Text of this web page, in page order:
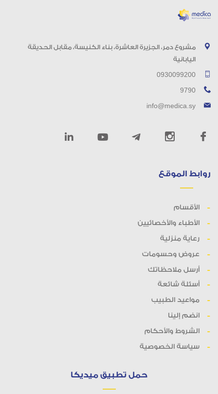
مشروع دمر، الجزيرة العاشرة، بناء الكنيسة، مقابل الحديقة
اليابانية
0930099200
9790
info@medica.sy
روابط الموقع
الأقسام
الأطباء والأخصائيين
رعاية منزلية
عروض وحسومات
أرسل ملاحظاتك
أسئلة شائعة
مواعيد الطبيب
انضم إلينا
الشروط والأحكام
سياسة الخصوصية
حمل تطبيق ميديكا